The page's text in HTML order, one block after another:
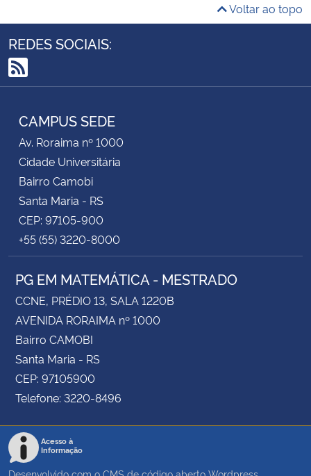
Voltar ao topo
REDES SOCIAIS:
RSS
CAMPUS SEDE
Av. Roraima nº 1000
Cidade Universitária
Bairro Camobi
Santa Maria - RS
CEP: 97105-900
+55 (55) 3220-8000
PG EM MATEMÁTICA - MESTRADO
CCNE, PRÉDIO 13, SALA 1220B
AVENIDA RORAIMA nº 1000
Bairro CAMOBI
Santa Maria - RS
CEP: 97105900
Telefone: 3220-8496
Acesso à
Informação